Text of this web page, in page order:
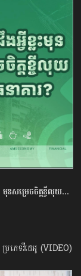
តើអ្នកគួរដឹងអ្វីខ្លះ មុនសម្រេចចិត្តខ្ចីលុយនៅធនាគារ?
ប្រភេទវីដេអូ (VIDEO)